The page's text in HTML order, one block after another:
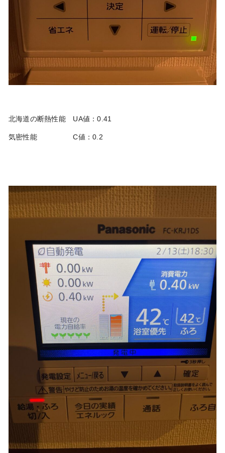
北海道の断熱性能 UA値：0.41
気密性能 C値：0.2